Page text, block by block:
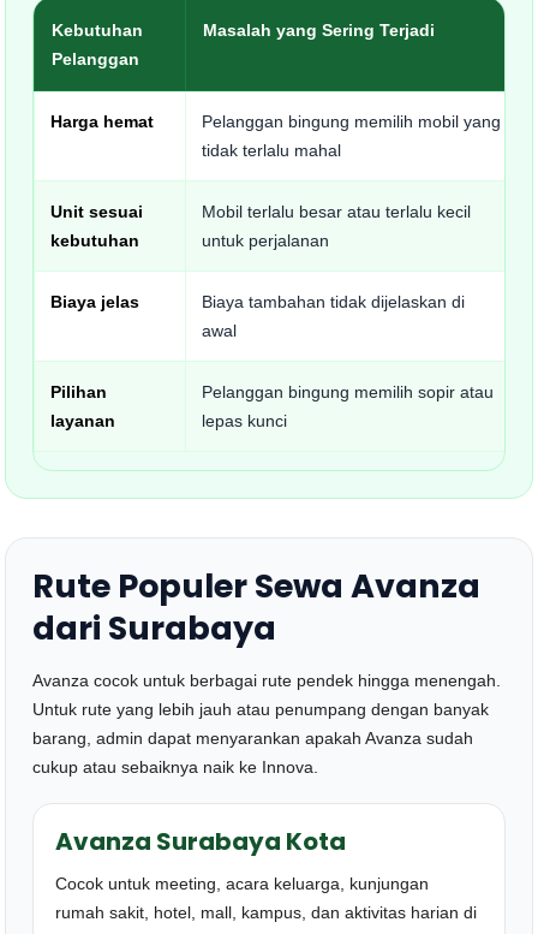
Kebutuhan
Pelanggan
Masalah yang Sering Terjadi
Harga hemat
Pelanggan bingung memilih mobil yang
tidak terlalu mahal
Unit sesuai
kebutuhan
Mobil terlalu besar atau terlalu kecil
untuk perjalanan
Biaya jelas
Biaya tambahan tidak dijelaskan di
awal
Pilihan
layanan
Pelanggan bingung memilih sopir atau
lepas kunci
Rute Populer Sewa Avanza
dari Surabaya
Avanza cocok untuk berbagai rute pendek hingga menengah.
Untuk rute yang lebih jauh atau penumpang dengan banyak
barang, admin dapat menyarankan apakah Avanza sudah
cukup atau sebaiknya naik ke Innova.
Avanza Surabaya Kota
Cocok untuk meeting, acara keluarga, kunjungan
rumah sakit, hotel, mall, kampus, dan aktivitas harian di